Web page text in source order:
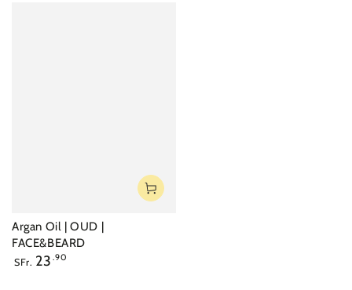
Argan Oil | OUD |
FACE&BEARD
Regulärer
SFr. 23 .90